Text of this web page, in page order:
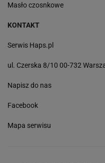
Masło czosnkowe
KONTAKT
Serwis Haps.pl
ul. Czerska 8/10 00-732
Napisz do nas
Facebook
Mapa serwisu